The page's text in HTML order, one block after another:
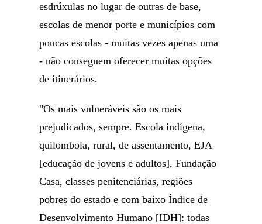
esdrúxulas no lugar de outras de base,
escolas de menor porte e municípios com
poucas escolas - muitas vezes apenas uma
- não conseguem oferecer muitas opções
de itinerários.
"Os mais vulneráveis são os mais
prejudicados, sempre. Escola indígena,
quilombola, rural, de assentamento, EJA
[educação de jovens e adultos], Fundação
Casa, classes penitenciárias, regiões
pobres do estado e com baixo Índice de
Desenvolvimento Humano [IDH]: todas